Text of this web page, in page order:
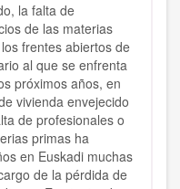
la falta de
de las materias
frentes abiertos de
al que se enfrenta
próximos años, en
vivienda envejecido
de profesionales o
primas ha
en Euskadi muchas
de la pérdida de